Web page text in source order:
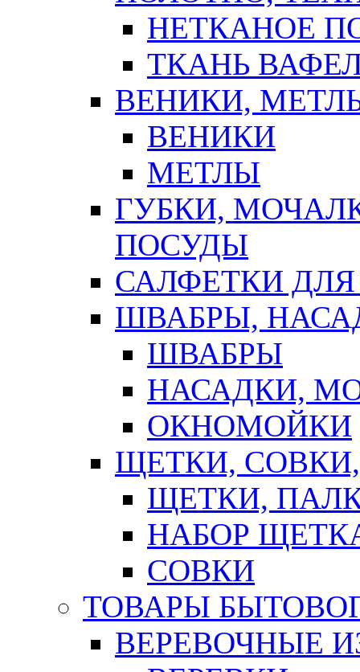
НЕТКАНОЕ
ТКАНЬ
ВЕНИКИ,
ВЕНИКИ
МЕТЛЫ
ГУБКИ,
ПОСУДЫ
САЛФЕТКИ
ШВАБРЫ,
ШВАБРЫ
НАСАДКИ,
ОКНОМОЙКИ
ЩЕТКИ,
ЩЕТКИ,
НАБОР
СОВКИ
ТОВАРЫ
ВЕРЕВОЧНЫЕ